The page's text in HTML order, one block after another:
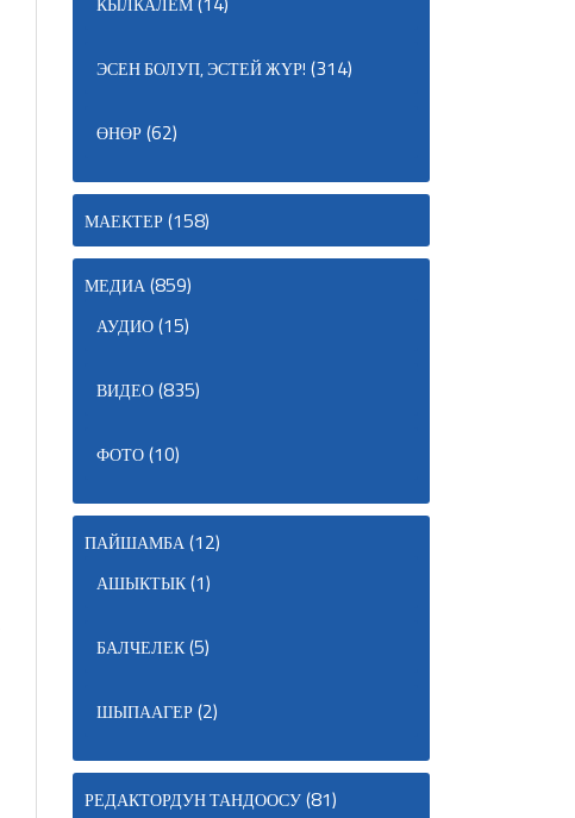
ЭСЕН БОЛУП, ЭСТЕЙ ЖҮР! (314)
ӨНӨР(62)
МАЕКТЕР(158)
МЕДИА(859)
АУДИО(15)
ВИДЕО(835)
ФОТО(10)
ПАЙШАМБА(12)
АШЫКТЫК(1)
БАЛЧЕЛЕК(5)
ШЫПААГЕР(2)
РЕДАКТОРДУН ТАНДООСУ(81)